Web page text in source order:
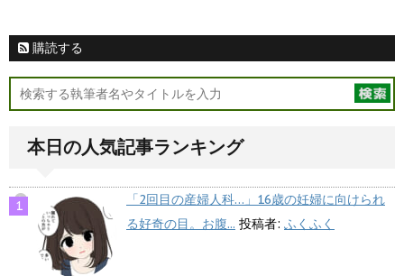
購読する
本日の人気記事ランキング
「2回目の産婦人科…」16歳の妊婦に向けられ
る好奇の目。お腹... 投稿者: ふくふく